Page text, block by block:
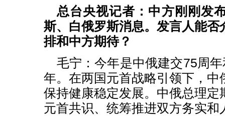
总台央视记者：中方刚刚发
斯、白俄罗斯消息。发言人能否
排和中方期待？
毛宁：今年是中俄建交75周年
年。在两国元首战略引领下，中
保持健康稳定发展。中俄总理定
元首共识、统筹推进双方务实和